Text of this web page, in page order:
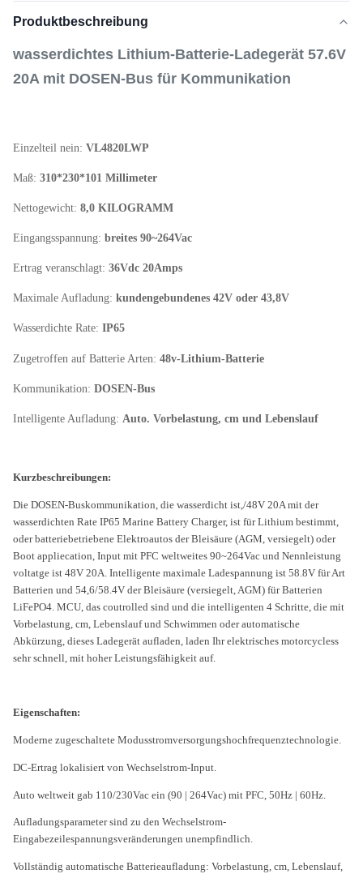
Produktbeschreibung
wasserdichtes Lithium-Batterie-Ladegerät 57.6V
20A mit DOSEN-Bus für Kommunikation
Einzelteil nein: VL4820LWP
Maß: 310*230*101 Millimeter
Nettogewicht: 8,0 KILOGRAMM
Eingangsspannung: breites 90~264Vac
Ertrag veranschlagt: 36Vdc 20Amps
Maximale Aufladung: kundengebundenes 42V oder 43,8V
Wasserdichte Rate: IP65
Zugetroffen auf Batterie Arten: 48v-Lithium-Batterie
Kommunikation: DOSEN-Bus
Intelligente Aufladung: Auto. Vorbelastung, cm und Lebenslauf
Kurzbeschreibungen:
Die DOSEN-Buskommunikation, die wasserdicht ist,/48V 20A mit der
wasserdichten Rate IP65 Marine Battery Charger, ist für Lithium bestimmt,
oder batteriebetriebene Elektroautos der Bleisäure (AGM, versiegelt) oder
Boot appliecation, Input mit PFC weltweites 90~264Vac und Nennleistung
voltatge ist 48V 20A. Intelligente maximale Ladespannung ist 58.8V für Art
Batterien und 54,6/58.4V der Bleisäure (versiegelt, AGM) für Batterien
LiFePO4. MCU, das coutrolled sind und die intelligenten 4 Schritte, die mit
Vorbelastung, cm, Lebenslauf und Schwimmen oder automatische
Abkürzung, dieses Ladegerät aufladen, laden Ihr elektrisches motorcycless
sehr schnell, mit hoher Leistungsfähigkeit auf.
Eigenschaften:
Moderne zugeschaltete Modusstromversorgungshochfrequenztechnologie.
DC-Ertrag lokalisiert von Wechselstrom-Input.
Auto weltweit gab 110/230Vac ein (90 | 264Vac) mit PFC, 50Hz | 60Hz.
Aufladungsparameter sind zu den Wechselstrom-
Eingabezeilespannungsveränderungen unempfindlich.
Vollständig automatische Batterieaufladung: Vorbelastung, cm, Lebenslauf,